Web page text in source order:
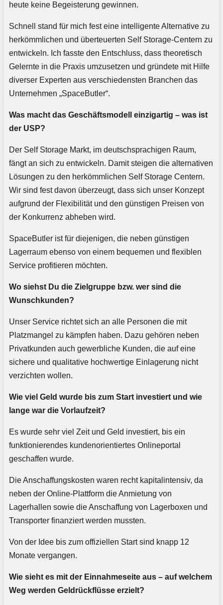
heute keine Begeisterung gewinnen.
Schnell stand für mich fest eine intelligente Alternative zu
herkömmlichen und überteuerten Self Storage-Centern zu
entwickeln. Ich fasste den Entschluss, dass theoretisch
Gelernte in die Praxis umzusetzen und gründete mit Hilfe
diverser Experten aus verschiedensten Branchen das
Unternehmen „SpaceButler“.
Was macht das Geschäftsmodell einzigartig – was ist
der USP?
Der Self Storage Markt, im deutschsprachigen Raum,
fängt an sich zu entwickeln. Damit steigen die alternativen
Lösungen zu den herkömmlichen Self Storage Centern.
Wir sind fest davon überzeugt, dass sich unser Konzept
aufgrund der Flexibilität und den günstigen Preisen von
der Konkurrenz abheben wird.
SpaceButler ist für diejenigen, die neben günstigen
Lagerraum ebenso von einem bequemen und flexiblen
Service profitieren möchten.
Wo siehst Du die Zielgruppe bzw. wer sind die
Wunschkunden?
Unser Service richtet sich an alle Personen die mit
Platzmangel zu kämpfen haben. Dazu gehören neben
Privatkunden auch gewerbliche Kunden, die auf eine
sichere und qualitative hochwertige Einlagerung nicht
verzichten wollen.
Wie viel Geld wurde bis zum Start investiert und wie
lange war die Vorlaufzeit?
Es wurde sehr viel Zeit und Geld investiert, bis ein
funktionierendes kundenorientiertes Onlineportal
geschaffen wurde.
Die Anschaffungskosten waren recht kapitalintensiv, da
neben der Online-Plattform die Anmietung von
Lagerhallen sowie die Anschaffung von Lagerboxen und
Transporter finanziert werden mussten.
Von der Idee bis zum offiziellen Start sind knapp 12
Monate vergangen.
Wie sieht es mit der Einnahmeseite aus – auf welchem
Weg werden Geldrückflüsse erzielt?